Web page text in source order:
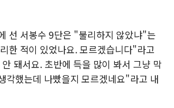
선 서봉수 9단은 "불리하지 않았냐"는
한 적이 있었나요. 모르겠습니다"라고
돼서요. 초반에 득을 많이 봐서 그냥 막
각했는데 나빴을지 모르겠네요"라고 내